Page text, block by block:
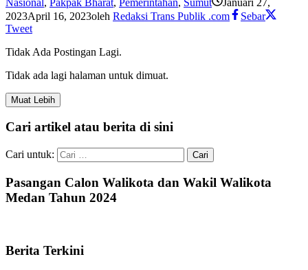
2023April 16, 2023oleh Redaksi Trans Publik .com
Sebar
Tweet
Tidak Ada Postingan Lagi.
Tidak ada lagi halaman untuk dimuat.
Muat Lebih
Cari artikel atau berita di sini
Cari untuk:
Pasangan Calon Walikota dan Wakil Walikota
Medan Tahun 2024
Berita Terkini